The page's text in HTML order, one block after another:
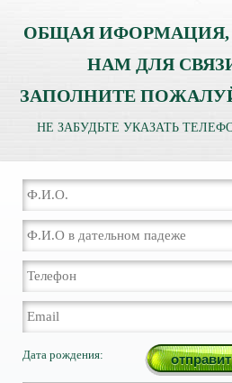
ОБЩАЯ
НАМ ДЛЯ
ЗАПОЛНИТЕ
НЕ ЗАБУДЬТЕ УКАЗАТЬ
Дата рождения: